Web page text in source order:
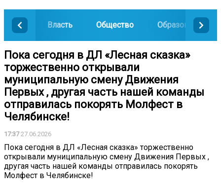
Власть Общество Образование
Пока сегодня в ДЛ «Лесная сказка»
торжественно открывали
муниципальную смену Движения
Первых , другая часть нашей команды
отправилась покорять Молфест в
Челябинске!
17:3727.06.2026
Пока сегодня в ДЛ «Лесная сказка» торжественно
открывали муниципальную смену Движения Первых ,
другая часть нашей команды отправилась покорять
Молфест в Челябинске!